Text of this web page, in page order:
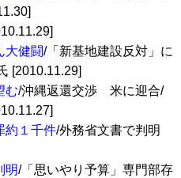
健闘/「新基地建設反対」に
[2010.11.29]
む/沖縄返還交渉 米に迎合/
１千件/外務省文書で判明
明/「思いやり予算」専門部存